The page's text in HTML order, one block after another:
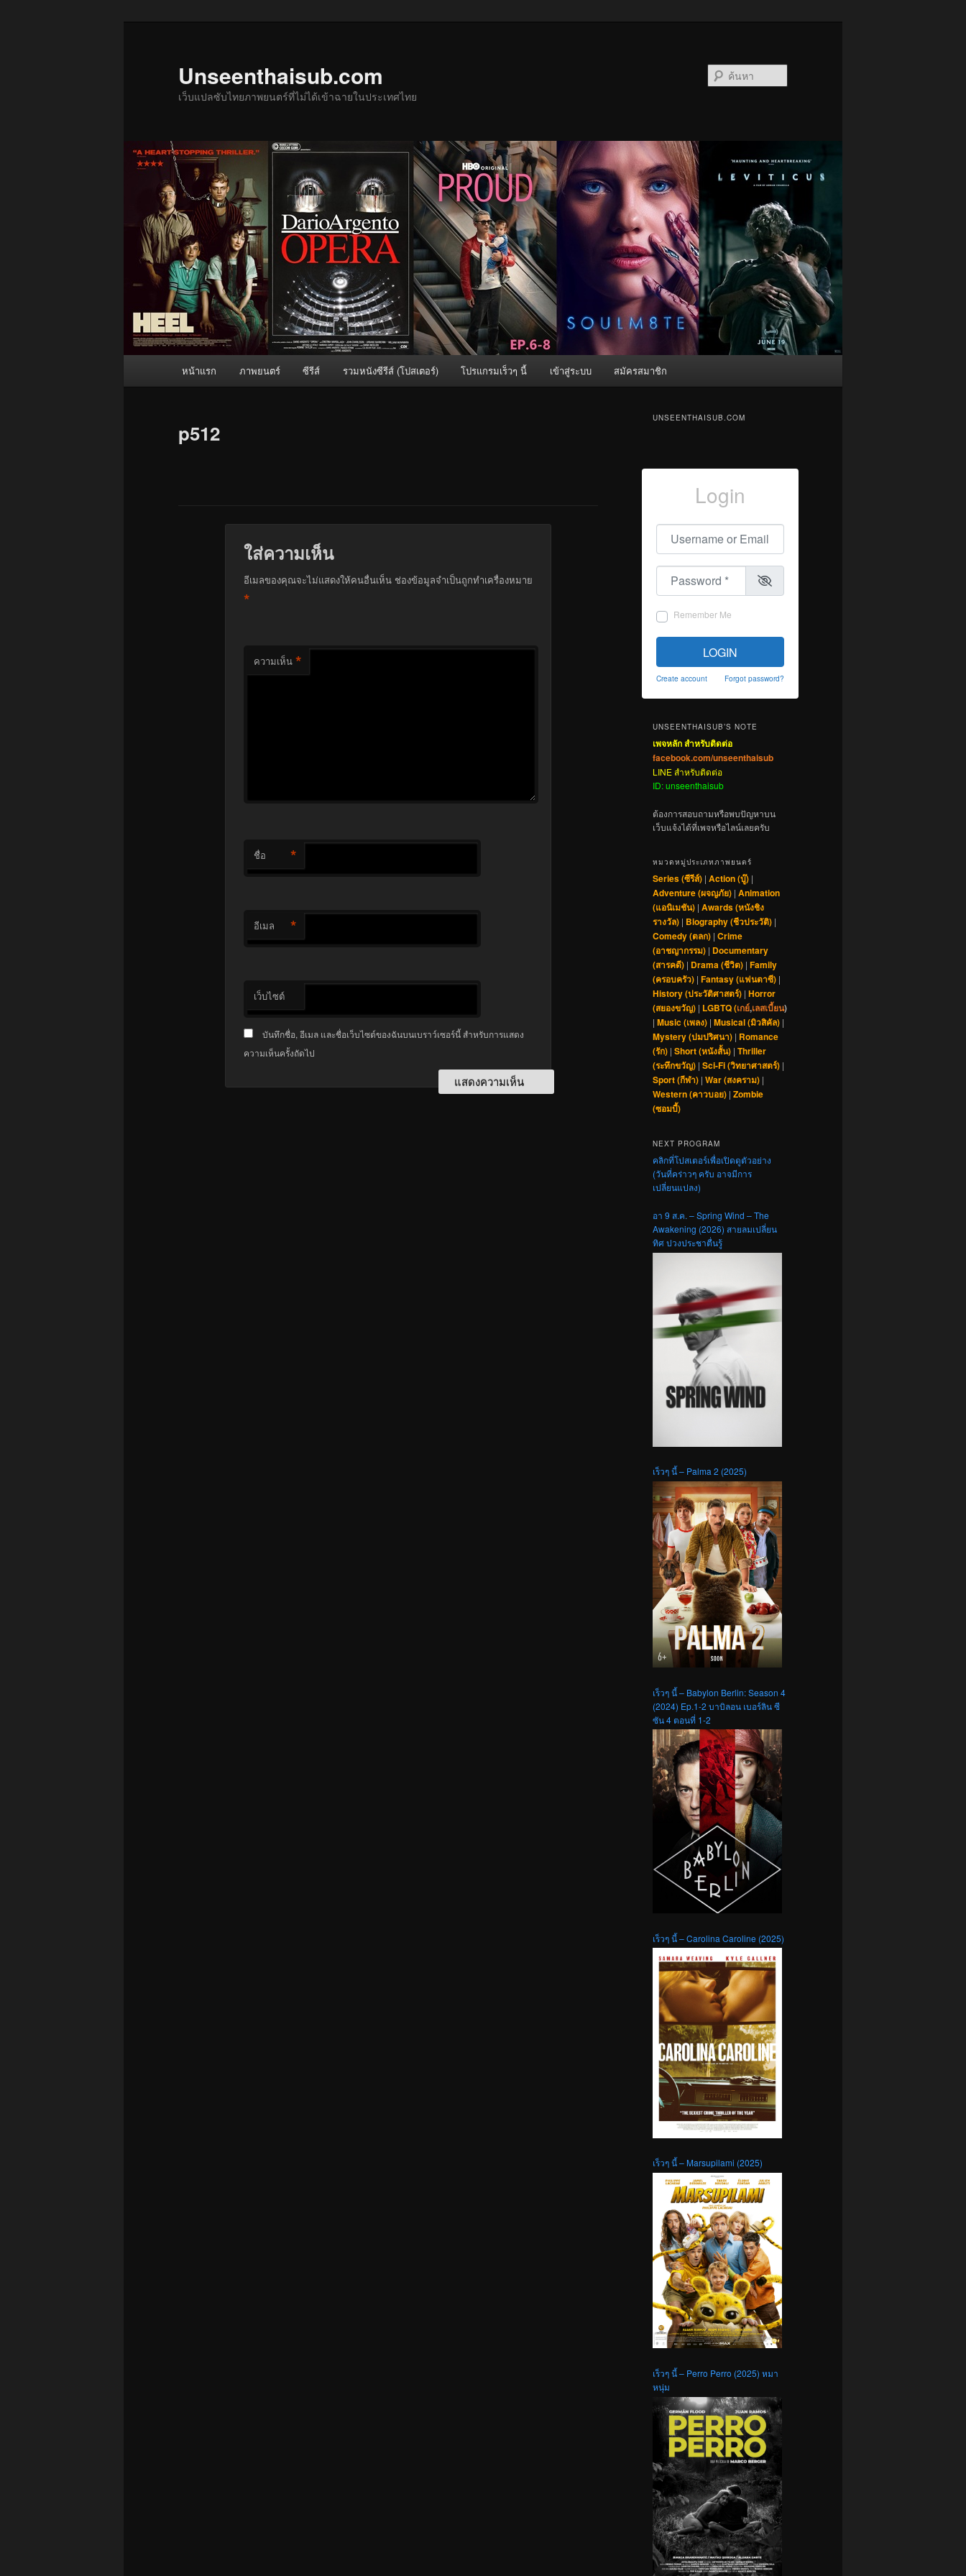
Unseenthaisub.com
เว็บแปลซับไทยภาพยนตร์ที่ไม่ได้เข้าฉายในประเทศไทย
หน้าแรก ภาพยนตร์ ซีรีส์ รวมหนังซีรีส์ (โปสเตอร์) โปรแกรมเร็วๆ นี้ เข้าสู่ระบบ สมัครสมาชิก
p512
ใส่ความเห็น
อีเมลของคุณจะไม่แสดงให้คนอื่นเห็น ช่องข้อมูลจำเป็นถูกทำเครื่องหมาย
*
ความเห็น *
ชื่อ *
อีเมล *
เว็บไซต์
บันทึกชื่อ, อีเมล และชื่อเว็บไซต์ของฉันบนเบราว์เซอร์นี้ สำหรับการแสดง
ความเห็นครั้งถัดไป
UNSEENTHAISUB.COM
Login
Username or Email
Password
Remember Me
LOGIN
Create account Forgot password?
UNSEENTHAISUB’S NOTE
เพจหลัก สำหรับติดต่อ
facebook.com/unseenthaisub
LINE สำหรับติดต่อ
ID: unseenthaisub
ต้องการสอบถามหรือพบปัญหาบน
เว็บแจ้งได้ที่เพจหรือไลน์เลยครับ
หมวดหมู่ประเภทภาพยนตร์
Series (ซีรีส์) | Action (บู๊) |
Adventure (ผจญภัย) | Animation
(แอนิเมชัน) | Awards (หนังชิง
รางวัล) | Biography (ชีวประวัติ) |
Comedy (ตลก) | Crime
(อาชญากรรม) | Documentary
(สารคดี) | Drama (ชีวิต) | Family
(ครอบครัว) | Fantasy (แฟนตาซี) |
History (ประวัติศาสตร์) | Horror
(สยองขวัญ) | LGBTQ (เกย์,เลสเบี้ยน)
| Music (เพลง) | Musical (มิวสิคัล) |
Mystery (ปมปริศนา) | Romance
(รัก) | Short (หนังสั้น) | Thriller
(ระทึกขวัญ) | Sci-Fi (วิทยาศาสตร์) |
Sport (กีฬา) | War (สงคราม) |
Western (คาวบอย) | Zombie
(ซอมบี้)
NEXT PROGRAM
คลิกที่โปสเตอร์เพื่อเปิดดูตัวอย่าง
(วันที่คร่าวๆ ครับ อาจมีการ
เปลี่ยนแปลง)
อา 9 ส.ค. – Spring Wind – The
Awakening (2026) สายลมเปลี่ยน
ทิศ ปวงประชาตื่นรู้
เร็วๆ นี้ – Palma 2 (2025)
เร็วๆ นี้ – Babylon Berlin: Season 4
(2024) Ep.1-2 บาบิลอน เบอร์ลิน ซี
ซัน 4 ตอนที่ 1-2
เร็วๆ นี้ – Carolina Caroline (2025)
เร็วๆ นี้ – Marsupilami (2025)
เร็วๆ นี้ – Perro Perro (2025) หมา
หนุ่ม